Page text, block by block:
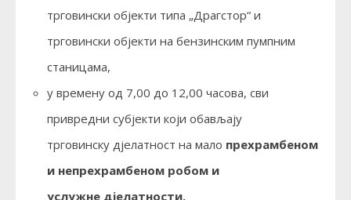
трговински објекти типа „Драгстор“ и
трговински објекти на бензинским пумпним
станицама,
у времену од 7,00 до 12,00 часова, сви
привредни субјекти који обављају
трговинску дјелатност на мало прехрамбеном
и непрехрамбеном робом и
услужне дјелатности.